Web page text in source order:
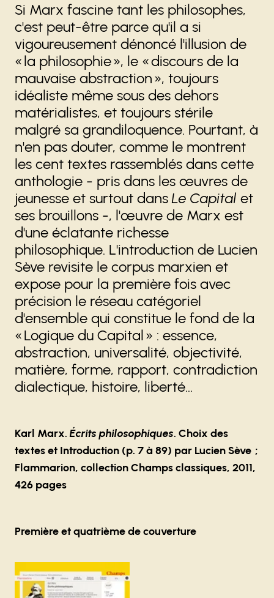
Si Marx fascine tant les philosophes,
c'est peut-être parce qu'il a si
vigoureusement dénoncé l'illusion de
« la philosophie », le « discours de la
mauvaise abstraction », toujours
idéaliste même sous des dehors
matérialistes, et toujours stérile
malgré sa grandiloquence. Pourtant, à
n'en pas douter, comme le montrent
les cent textes rassemblés dans cette
anthologie - pris dans les œuvres de
jeunesse et surtout dansLe Capital et
ses brouillons -, l'œuvre de Marx est
d'une éclatante richesse
philosophique. L'introduction de Lucien
Sève revisite le corpus marxien et
expose pour la première fois avec
précision le réseau catégoriel
d'ensemble qui constitue le fond de la
« Logique du Capital » : essence,
abstraction, universalité, objectivité,
matière, forme, rapport, contradiction
dialectique, histoire, liberté...
Karl Marx.Écrits philosophiques. Choix des
textes et Introduction (p. 7 à 89) par Lucien Sève ;
Flammarion, collection Champs classiques, 2011,
426 pages
Première et quatrième de couverture
Agrandir